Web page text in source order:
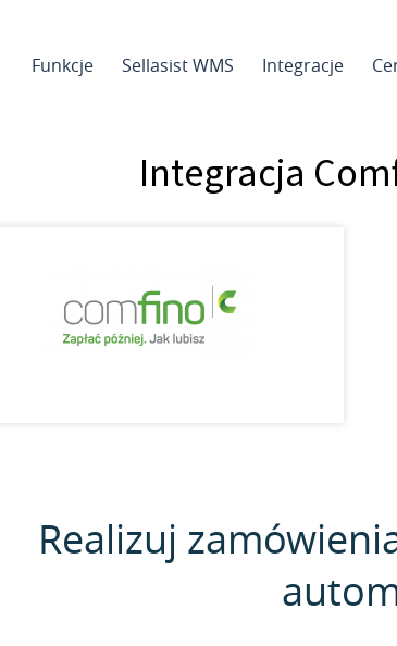
Funkcje Sellasist WMS Integracje
Integracja
Realizuj